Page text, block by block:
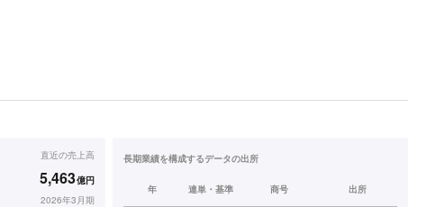
直近の売上高
5,463億円
2026年3月期
長期業績を構成するデータの出所
年 連単・基準 商号 出所